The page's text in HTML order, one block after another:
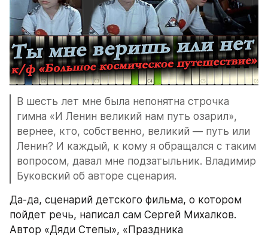
В шесть лет мне была непонятна строчка
гимна «И Ленин великий нам путь озарил»,
вернее, кто, собственно, великий — путь или
Ленин? И каждый, к кому я обращался с таким
вопросом, давал мне подзатыльник. Владимир
Буковский об авторе сценария.
Да-да, сценарий детского фильма, о котором
пойдет речь, написал сам Сергей Михалков.
Автор «Дяди Степы», «Праздника